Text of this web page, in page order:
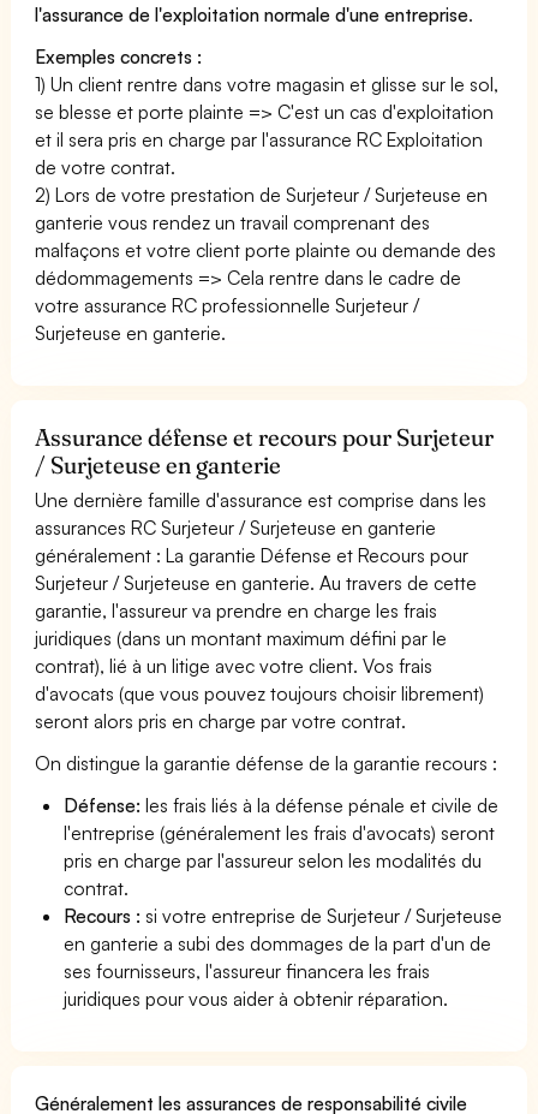
l'assurance de l'exploitation normale d'une entreprise.
Exemples concrets :
1) Un client rentre dans votre magasin et glisse sur le sol,
se blesse et porte plainte => C'est un cas d'exploitation
et il sera pris en charge par l'assurance RC Exploitation
de votre contrat.
2) Lors de votre prestation de Surjeteur / Surjeteuse en
ganterie vous rendez un travail comprenant des
malfaçons et votre client porte plainte ou demande des
dédommagements => Cela rentre dans le cadre de
votre assurance RC professionnelle Surjeteur /
Surjeteuse en ganterie.
Assurance défense et recours pour Surjeteur
/ Surjeteuse en ganterie
Une dernière famille d'assurance est comprise dans les
assurances RC Surjeteur / Surjeteuse en ganterie
généralement : La garantie Défense et Recours pour
Surjeteur / Surjeteuse en ganterie. Au travers de cette
garantie, l'assureur va prendre en charge les frais
juridiques (dans un montant maximum défini par le
contrat), lié à un litige avec votre client. Vos frais
d'avocats (que vous pouvez toujours choisir librement)
seront alors pris en charge par votre contrat.
On distingue la garantie défense de la garantie recours :
Défense: les frais liés à la défense pénale et civile de
l'entreprise (généralement les frais d'avocats) seront
pris en charge par l'assureur selon les modalités du
contrat.
Recours : si votre entreprise de Surjeteur / Surjeteuse
en ganterie a subi des dommages de la part d'un de
ses fournisseurs, l'assureur financera les frais
juridiques pour vous aider à obtenir réparation.
Généralement les assurances de responsabilité civile